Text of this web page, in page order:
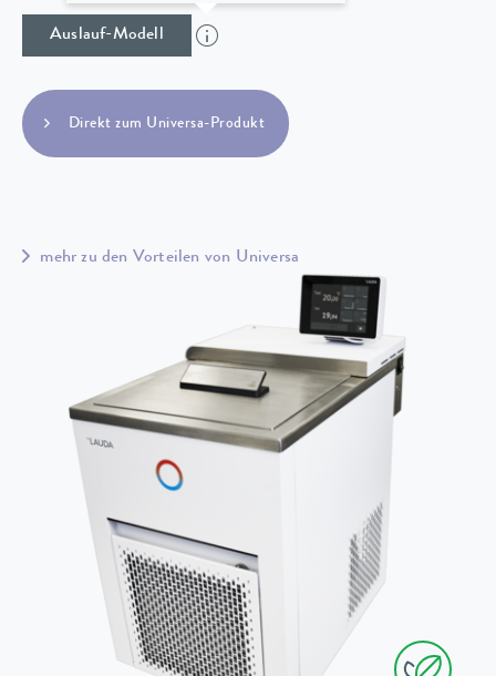
Auslauf-Modell
Direkt zum Universa-Produkt
mehr zu den Vorteilen von Universa